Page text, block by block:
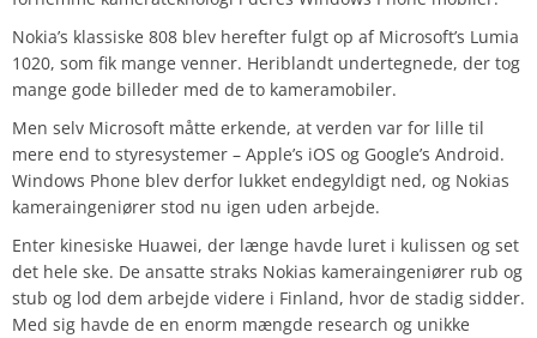
Nokia’s klassiske 808 blev herefter fulgt op af Microsoft’s Lumia
1020, som fik mange venner. Heriblandt undertegnede, der tog
mange gode billeder med de to kameramobiler.
Men selv Microsoft måtte erkende, at verden var for lille til
mere end to styresystemer – Apple’s iOS og Google’s Android.
Windows Phone blev derfor lukket endegyldigt ned, og Nokias
kameraingeniører stod nu igen uden arbejde.
Enter kinesiske Huawei, der længe havde luret i kulissen og set
det hele ske. De ansatte straks Nokias kameraingeniører rub og
stub og lod dem arbejde videre i Finland, hvor de stadig sidder.
Med sig havde de en enorm mængde research og unikke